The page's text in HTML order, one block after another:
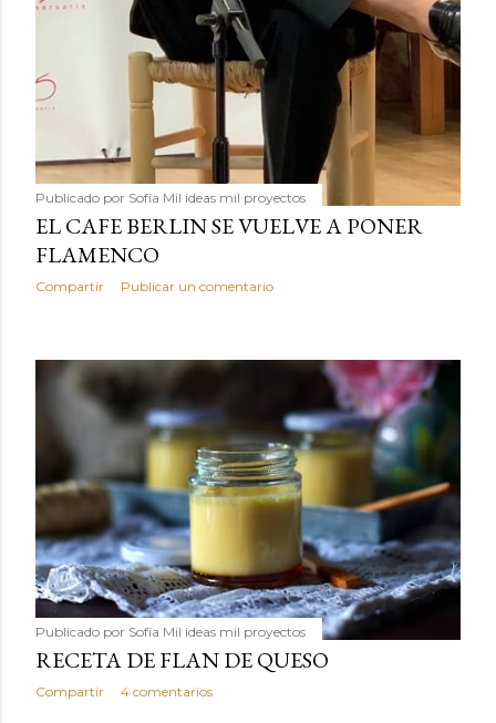
Publicado por Sofía Mil ideas mil proyectos
EL CAFE BERLIN SE VUELVE A PONER
FLAMENCO
Compartir Publicar un comentario
Publicado por Sofía Mil ideas mil proyectos
RECETA DE FLAN DE QUESO
Compartir 4 comentarios